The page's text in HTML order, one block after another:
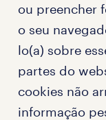
ou preencher
o seu
lo(a) sobre
partes do
cookies não
informação